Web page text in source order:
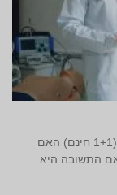
מדרסים מאוחדת 750 ₪ בלבד במקום 2400 ₪ (1+1 חינם) האם
התשובה היא